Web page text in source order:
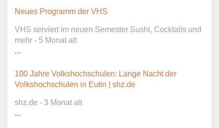
Dieser Teil dient lediglich zur
öffentlich sichtbar.
Ansprechpartner*
Neues Programm der VHS
VHS serviert im neuen Semester Sushi, Cocktails und
mehr - 5 Monat alt
...
100 Jahre Volkshochschulen: Lange Nacht der
Volkshochschulen in Eutin | shz.de
shz.de - 3 Monat alt
...